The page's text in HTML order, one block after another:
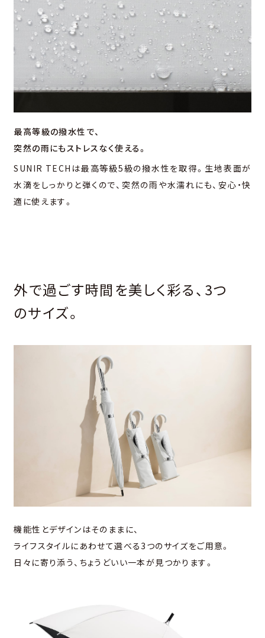
最高等級の撥水性で、
突然の雨にもストレスなく使える。
SUNIR TECHは最高等級5級の撥水性を取得。生地表面が
水滴をしっかりと弾くので、突然の雨や水濡れにも、安心・快
適に使えます。
外で過ごす時間を美しく彩る、3つ
のサイズ。
機能性とデザインはそのままに、
ライフスタイルにあわせて選べる3つのサイズをご用意。
日々に寄り添う、ちょうどいい一本が見つかります。